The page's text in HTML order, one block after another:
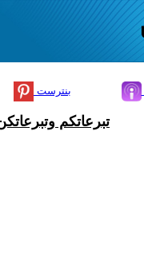
بنترست
تبرعاتكم